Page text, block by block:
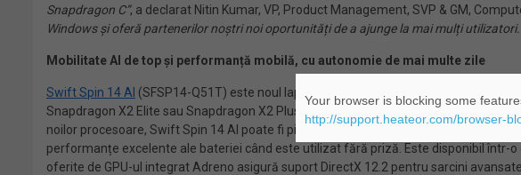
Snapdragon C”, a declarat Nitin Kumar, VP, Product Management, SVP & GM,
Windows și oferă partenerilor noștri noi oportunități de a ajunge la mai mulți
Mobilitate AI de top și performanță mobilă, cu autonomie de mai multe zile
Swift Spin 14 AI (SFSP14-Q51T) este noul laptop convertibil Acer ideal pentru cei
Snapdragon X2 Elite sau Snapdragon X2 Plus, acest centru multitasking dispune
noilor procesoare, Swift Spin 14 AI poate fi piesa centrală a unui spațiu de lucru de
performanțe excelente ale bateriei când este utilizat fără priză. Este disponibil într-
oferite de GPU-ul integrat Adreno asigură suport DirectX 12.2 pentru sarcini
Your browser is blocking some
http://support.heateor.com/browser-